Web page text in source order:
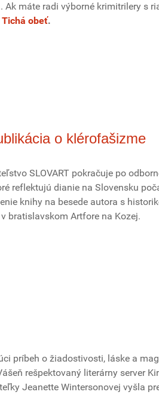
Ak máte radi výborné krimitrilery s
Tichá obeť.
o klérofašizme
SLOVART pokračuje po
reflektujú dianie na Slovensku
knihy na besede autora s
v bratislavskom Artfore na Kozej.
príbeh o žiadostivosti, láske a
rešpektovaný literárny server
Jeanette Wintersonovej vyšla